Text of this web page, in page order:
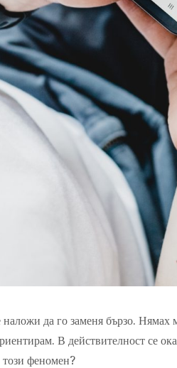
наложи да го заменя бързо.
В действителност се
феномен?